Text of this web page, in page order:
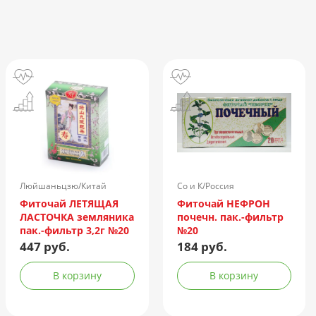
Люйшаньцзю/Китай
Фиточай ЛЕТЯЩАЯ
ЛАСТОЧКА земляника
пак.-фильтр 3,2г №20
447 руб.
В корзину
Со и К/Россия
Фиточай НЕФРОН
почечн. пак.-фильтр
№20
184 руб.
В корзину